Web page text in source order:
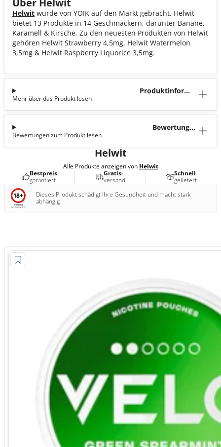
Helwit wurde von YOIK auf den Markt gebracht. Helwit
bietet 13 Produkte in 14 Geschmäckern, darunter Banane,
Karamell & Kirsche. Zu den neuesten Produkten von Helwit
gehören Helwit Strawberry 4,5mg, Helwit Watermelon
3,5mg & Helwit Raspberry Liquorice 3,5mg.
Produktinforma
Mehr über das Produkt lesen
Bewertunge
Bewertungen zum Produkt lesen
Helwit
Alle Produkte anzeigen von Helwit
Bestpreis
garantiert
Gratis-
versand
Schnell
geliefert
Dieses Produkt schädigt Ihre Gesundheit und macht stark
abhängig